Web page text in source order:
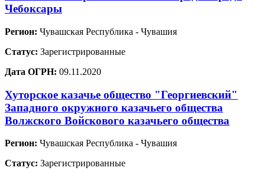
Чебоксары
Регион: Чувашская Республика - Чувашия
Статус: Зарегистрированные
Дата ОГРН: 09.11.2020
Хуторское казачье общество "Георгиевский"
Западного окружного казачьего общества
Волжского Войскового казачьего общества
Регион: Чувашская Республика - Чувашия
Статус: Зарегистрированные